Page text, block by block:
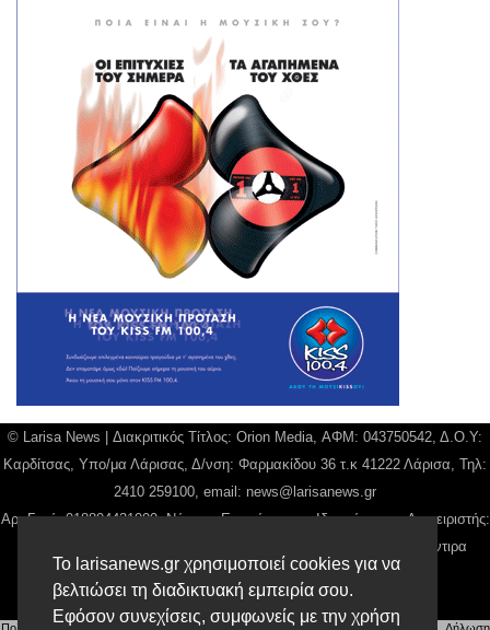
Το larisanews.gr χρησιμοποιεί cookies για να
βελτιώσει τη διαδικτυακή εμπειρία σου.
Εφόσον συνεχίσεις, συμφωνείς με την χρήση
© Larisa News | Διακριτικός Τίτλος: Orion Media, ΑΦΜ: 043750542, Δ.Ο.Υ:
Καρδίτσας, Υπο/μα Λάρισας, Δ/νση: Φαρμακίδου 36 τ.κ 41222 Λάρισα, Τηλ:
2410 259100, email: news@larisanews.gr
Αρ. Γεμή: 018804431000, Νόμιμος Εκπρόσωπος, Ιδιοκτήτης και Διαχειριστής:
Παναγιώτης Φιλίππου, Διευθύντρια: Γιαννουσά Βασιλική, Διευθύντιρα
Σύνταξης: Μπαλαμπάνη Βασιλική.
Δικαιούχος domain name Παναγιώτης Φιλίππου